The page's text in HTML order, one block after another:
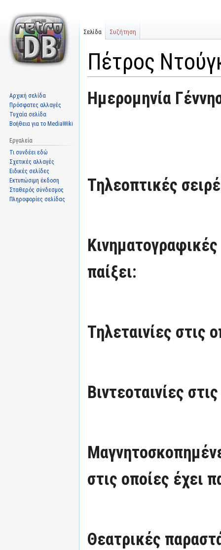
Πέτρος
Μετάβαση
στην
Πήδηση
στην
Ημερομηνία
Τηλεοπτικές
Κινηματογραφικές
παίξει:
Τηλεταινίες στις
Βιντεοταινίες
στις οποίες έχει
Θεατρικές
Σελίδα Συζήτηση
Αρχική σελίδα
Πρόσφατες αλλαγές
Τυχαία σελίδα
Βοήθεια για το MediaWiki
Εργαλεία
Τι συνδέει εδώ
Σχετικές αλλαγές
Ειδικές σελίδες
Εκτυπώσιμη έκδοση
Σταθερός σύνδεσμος
Πληροφορίες σελίδας